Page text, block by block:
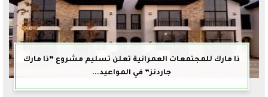
ذا مارك للمجتمعات العمرانية تعلن تسليم مشروع ”ذا مارك
جاردنز” في المواعيد...